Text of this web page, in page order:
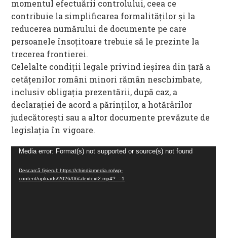
momentul efectuării controlului, ceea ce
contribuie la simplificarea formalităților și la
reducerea numărului de documente pe care
persoanele însoțitoare trebuie să le prezinte la
trecerea frontierei.
Celelalte condiții legale privind ieșirea din țară a
cetățenilor români minori rămân neschimbate,
inclusiv obligația prezentării, după caz, a
declarației de acord a părinților, a hotărârilor
judecătorești sau a altor documente prevăzute de
legislația în vigoare.
Player
Media error: Format(s) not supported or source(s) not found
Descarcă fișierul: https://chindiamedia.ro/wp-
content/uploads/2026/06/alextext2.mp4?_=1